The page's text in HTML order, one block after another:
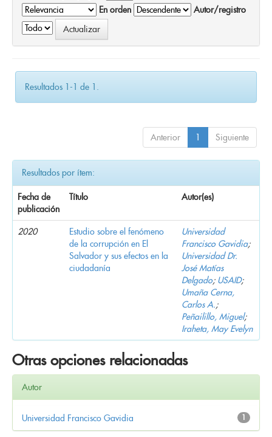
En orden
Autor/registro
Resultados 1-1 de 1.
Anterior 1 Siguiente
Resultados por ítem:
Fecha de
publicación
Título Autor(es)
2020
Estudio sobre el fenómeno
de la corrupción en El
Salvador y sus efectos en la
ciudadanía
Universidad
Francisco Gavidia;
Universidad Dr.
José Matías
Delgado; USAID;
Umaña Cerna,
Carlos A.;
Peñailillo, Miguel;
Iraheta, May Evelyn
Otras opciones relacionadas
Autor
1
Universidad Francisco Gavidia